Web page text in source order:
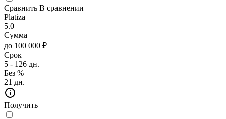
Сравнить В сравнении
Platiza
5.0
Сумма
до 100 000 ₽
Срок
5 - 126 дн.
Без %
21 дн.
Получить